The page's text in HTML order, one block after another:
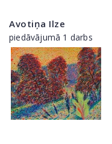
Avotiņa Ilze
piedāvājumā 1 darbs